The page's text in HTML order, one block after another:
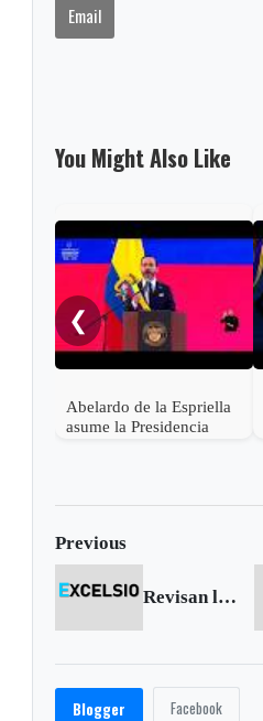
Email
You Might Also Like
❮
Abelardo de la Espriella
asume la Presidencia
Previous
Revisan los proyectos de importancia para desarrollo de Sogamoso
Blogger Facebook